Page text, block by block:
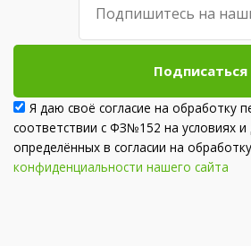
Подписаться
Я даю своё согласие на обработку
соответствии с ФЗ№152 на условиях и
определённых в согласии на
конфиденциальности нашего сайта